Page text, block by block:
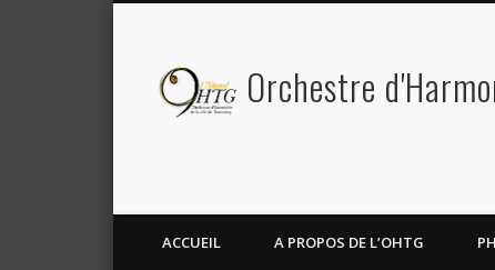
Orchestre
ACCUEIL A PROPOS DE L’OHTG